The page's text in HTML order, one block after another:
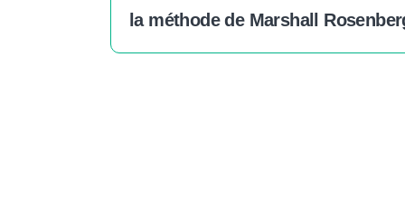
la méthode de Marshall